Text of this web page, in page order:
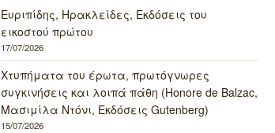
Ευριπίδης, Ηρακλείδες, Εκδόσεις του
εικοστού πρώτου
17/07/2026
Χτυπήματα του έρωτα, πρωτόγνωρες
συγκινήσεις και λοιπά πάθη (Honore de Balzac,
Μασιμίλα Ντόνι, Εκδόσεις Gutenberg)
15/07/2026